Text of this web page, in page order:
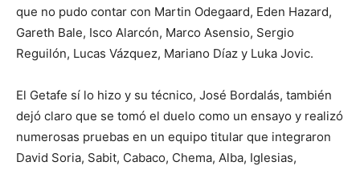
que no pudo contar con Martin Odegaard, Eden Hazard,
Gareth Bale, Isco Alarcón, Marco Asensio, Sergio
Reguilón, Lucas Vázquez, Mariano Díaz y Luka Jovic.
El Getafe sí lo hizo y su técnico, José Bordalás, también
dejó claro que se tomó el duelo como un ensayo y realizó
numerosas pruebas en un equipo titular que integraron
David Soria, Sabit, Cabaco, Chema, Alba, Iglesias,